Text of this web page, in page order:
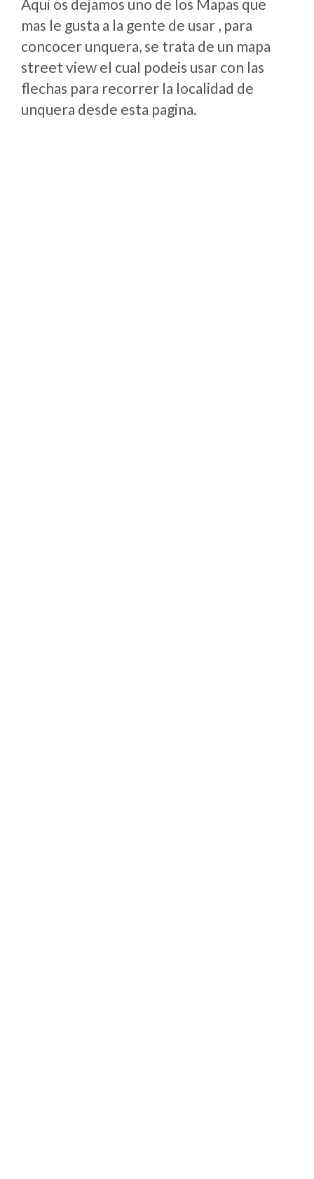
Aqui os dejamos uno de los Mapas que
mas le gusta a la gente de usar , para
concocer unquera, se trata de un mapa
street view el cual podeis usar con las
flechas para recorrer la localidad de
unquera desde esta pagina.